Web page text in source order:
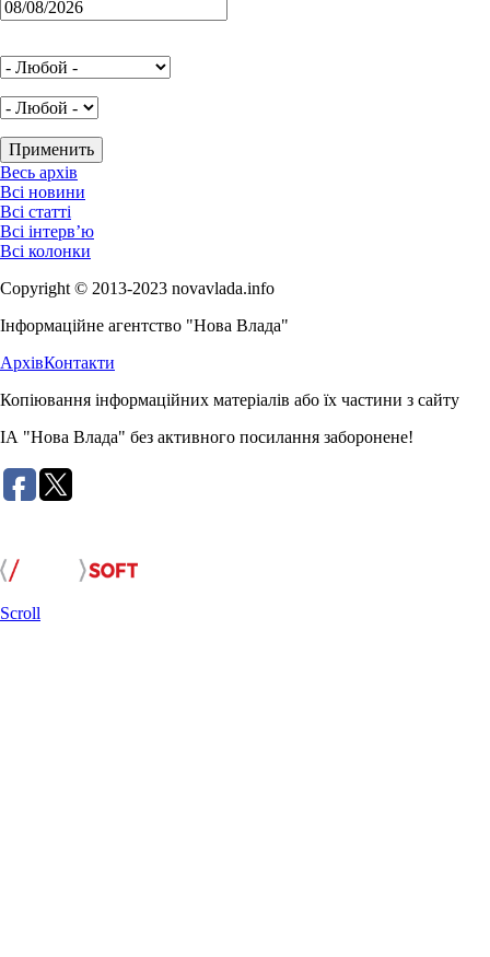
Весь архів
Всі новини
Всі статті
Всі інтерв’ю
Всі колонки
Copyright © 2013-2023 novavlada.info
Інформаційне агентство "Нова Влада"
АрхівКонтакти
Копіювання інформаційних матеріалів або їх частини з сайту
ІА "Нова Влада" без активного посилання заборонене!
Scroll